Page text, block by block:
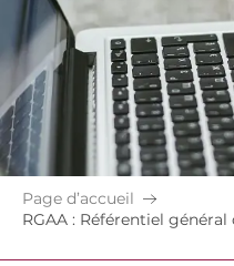
Page d’accueil
RGAA : Référentiel général